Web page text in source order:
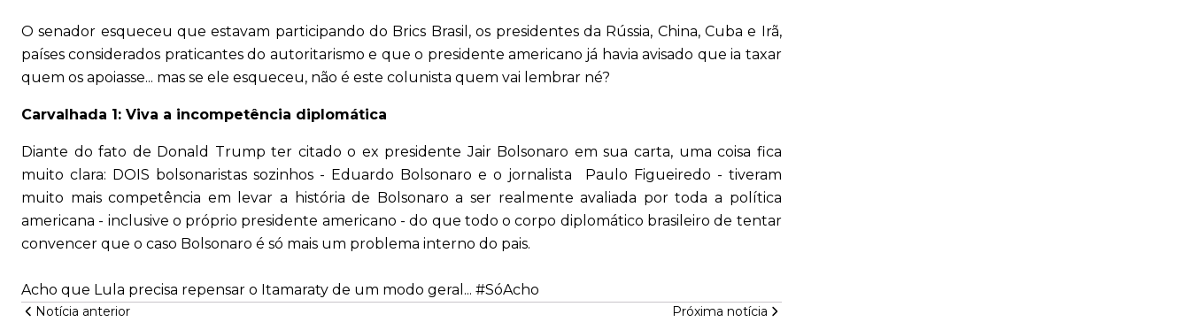
O senador esqueceu que estavam participando do Brics Brasil, os presidentes da Rússia, China, Cuba e Irã,
países considerados praticantes do autoritarismo e que o presidente americano já havia avisado que ia taxar
quem os apoiasse... mas se ele esqueceu, não é este colunista quem vai lembrar né?
Carvalhada 1: Viva a incompetência diplomática
Diante do fato de Donald Trump ter citado o ex presidente Jair Bolsonaro em sua carta, uma coisa fica
muito clara: DOIS bolsonaristas sozinhos - Eduardo Bolsonaro e o jornalista Paulo Figueiredo - tiveram
muito mais competência em levar a história de Bolsonaro a ser realmente avaliada por toda a política
americana - inclusive o próprio presidente americano - do que todo o corpo diplomático brasileiro de tentar
convencer que o caso Bolsonaro é só mais um problema interno do pais.
Acho que Lula precisa repensar o Itamaraty de um modo geral... #SóAcho
Notícia anterior Próxima notícia